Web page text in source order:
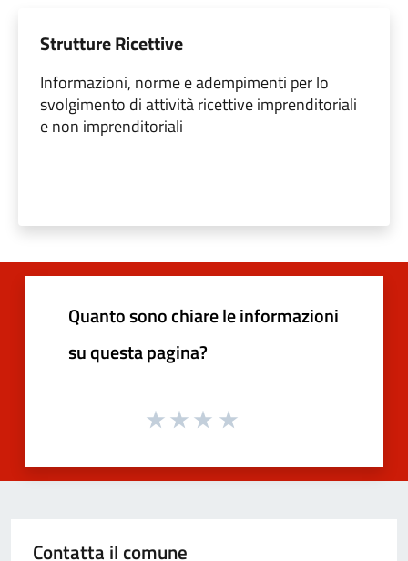
Strutture Ricettive
Informazioni, norme e adempimenti per lo
svolgimento di attività ricettive imprenditoriali
e non imprenditoriali
Quanto sono chiare le informazioni
su questa pagina?
Contatta il comune